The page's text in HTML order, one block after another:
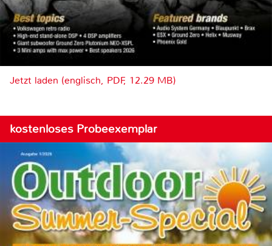
Jetzt laden (englisch, PDF, 12.29 MB)
kostenloses Probeexemplar